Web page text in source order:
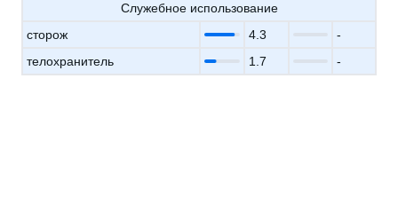
Служебное использование
сторож
4.3
-
телохранитель
1.7 -